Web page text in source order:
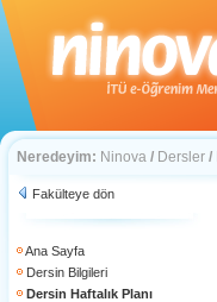
Neredeyim: Ninova / Dersler /
Fakülteye dön
Ana Sayfa
Dersin Bilgileri
Dersin Haftalık Planı